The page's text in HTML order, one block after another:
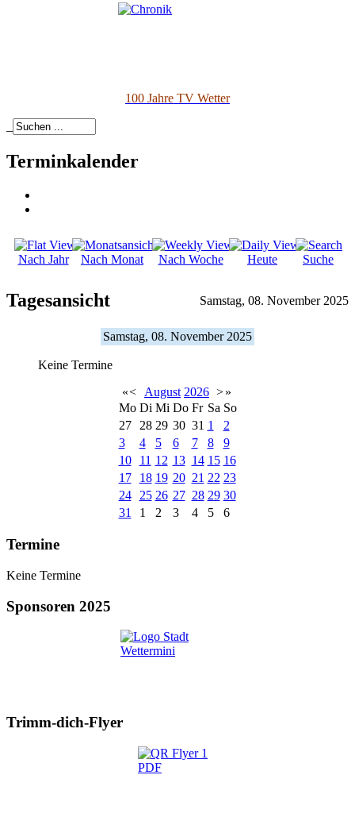
100 Jahre TV Wetter
Terminkalender
Nach Jahr Nach Monat Nach Woche Heute Suche
Tagesansicht Samstag, 08. November 2025
Samstag, 08. November 2025
Keine Termine
«< August 2026 >»
Mo Di Mi Do Fr Sa So
27
28 29 30 31 1
2
3
4 5 6 7 8
9
10
11 12 13 14 15 16
17
18 19 20 21 22 23
24
25 26 27 28 29 30
31
1 2 3 4 5 6
Termine
Keine Termine
Sponsoren 2025
Trimm-dich-Flyer